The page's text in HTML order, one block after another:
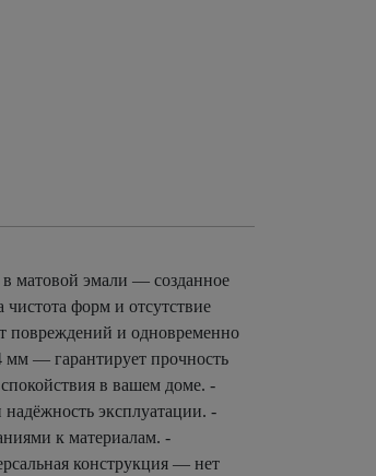
матовой эмали — созданное
форм и отсутствие
повреждений и одновременно
— гарантирует прочность
в вашем доме. -
эксплуатации. -
к материалам. -
конструкция — нет